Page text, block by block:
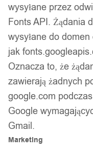
/ 10
wysyłane przez
Fonts API. Żądania
wysyłane do
jak
Oznacza to, że
zawierają żadnych
google.com
Google
Gmail.
Marketing